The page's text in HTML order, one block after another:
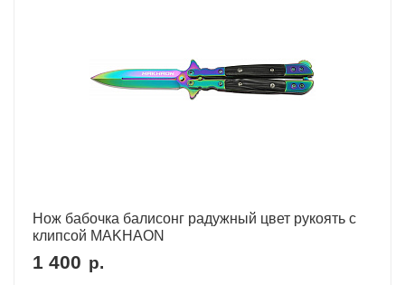
Нож бабочка балисонг радужный цвет рукоять с
клипсой MAKHAON
1 400 р.